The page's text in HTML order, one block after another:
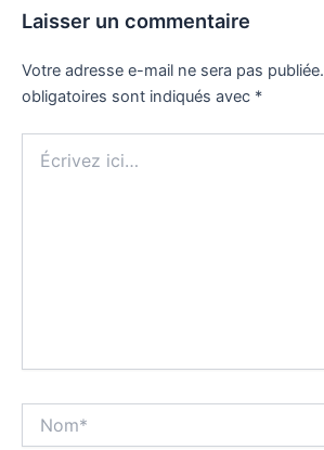
Laisser un commentaire
Votre adresse e-mail ne sera pas publiée.
obligatoires sont indiqués avec *
ici…